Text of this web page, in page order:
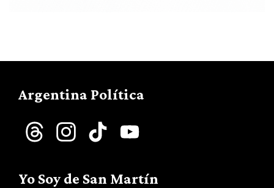
Argentina Política
Threads InstagramTikTok
Yo Soy de San Martín